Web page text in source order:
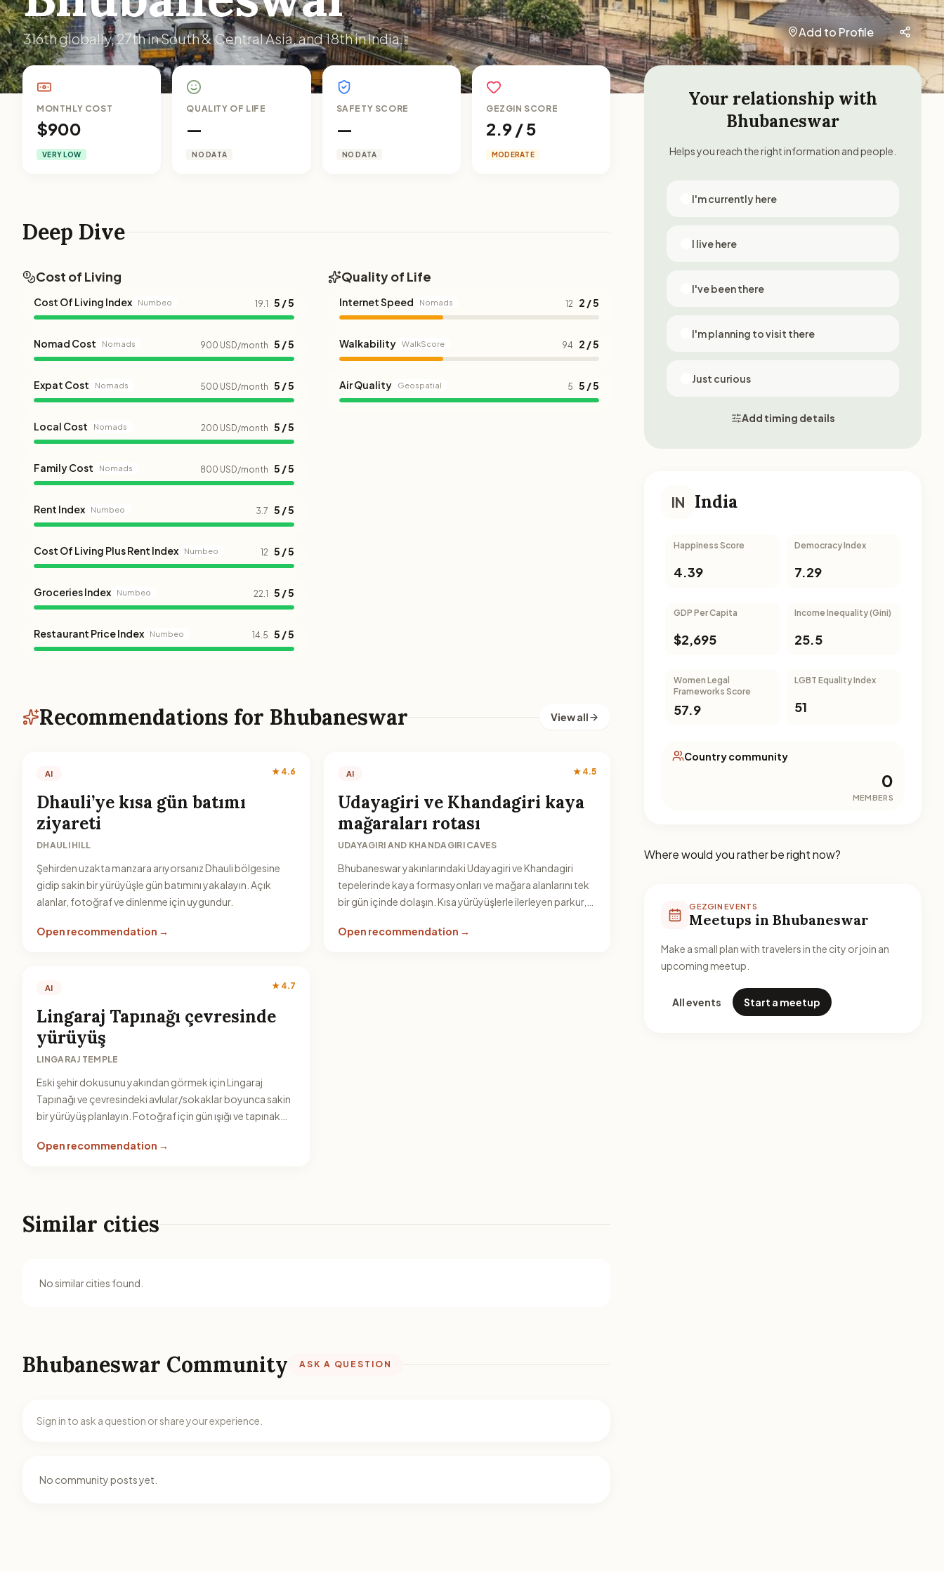
316th globally, 27th in South & Central Asia, and 18th in India. Add to Profile
MONTHLY COST
$900
VERY LOW
QUALITY OF LIFE
—
NO DATA
SAFETY SCORE
—
NO DATA
GEZGIN SCORE
2.9 / 5
MODERATE
Deep Dive
Cost of Living
Cost Of Living Index Numbeo 19.1 5 / 5
Nomad Cost Nomads 900 USD/month 5 / 5
Expat Cost Nomads 500 USD/month 5 / 5
Local Cost Nomads 200 USD/month 5 / 5
Family Cost Nomads 800 USD/month 5 / 5
Rent Index Numbeo 3.7 5 / 5
Cost Of Living Plus Rent Index Numbeo 12 5 / 5
Groceries Index Numbeo 22.1 5 / 5
Restaurant Price Index Numbeo 14.5 5 / 5
Quality of Life
Internet Speed Nomads 12 2 / 5
Walkability WalkScore 94 2 / 5
Air Quality Geospatial 5 5 / 5
Recommendations for Bhubaneswar View all
AI ★ 4.6
Dhauli’ye kısa gün batımı
ziyareti
DHAULI HILL
Şehirden uzakta manzara arıyorsanız Dhauli bölgesine
gidip sakin bir yürüyüşle gün batımını yakalayın. Açık
alanlar, fotoğraf ve dinlenme için uygundur.
Open recommendation →
AI ★ 4.5
Udayagiri ve Khandagiri kaya
mağaraları rotası
UDAYAGIRI AND KHANDAGIRI CAVES
Bhubaneswar yakınlarındaki Udayagiri ve Khandagiri
tepelerinde kaya formasyonları ve mağara alanlarını tek
bir gün içinde dolaşın. Kısa yürüyüşlerle ilerleyen parkur,
Open recommendation →
AI ★ 4.7
Lingaraj Tapınağı çevresinde
yürüyüş
LINGARAJ TEMPLE
Eski şehir dokusunu yakından görmek için Lingaraj
Tapınağı ve çevresindeki avlular/sokaklar boyunca sakin
bir yürüyüş planlayın. Fotoğraf için gün ışığı ve tapınak
Open recommendation →
Similar cities
No similar cities found.
Bhubaneswar Community ASK A QUESTION
Sign in to ask a question or share your experience.
No community posts yet.
Your relationship with
Bhubaneswar
Helps you reach the right information and people.
I'm currently here
I live here
I've been there
I'm planning to visit there
Just curious
Add timing details
IN India
Happiness Score
4.39
Democracy Index
7.29
GDP Per Capita
$2,695
Income Inequality (Gini)
25.5
Women Legal
Frameworks Score
57.9
LGBT Equality Index
51
Country community
0
MEMBERS
Where would you rather be right now?
GEZGIN EVENTS
Meetups in Bhubaneswar
Make a small plan with travelers in the city or join an
upcoming meetup.
All events Start a meetup